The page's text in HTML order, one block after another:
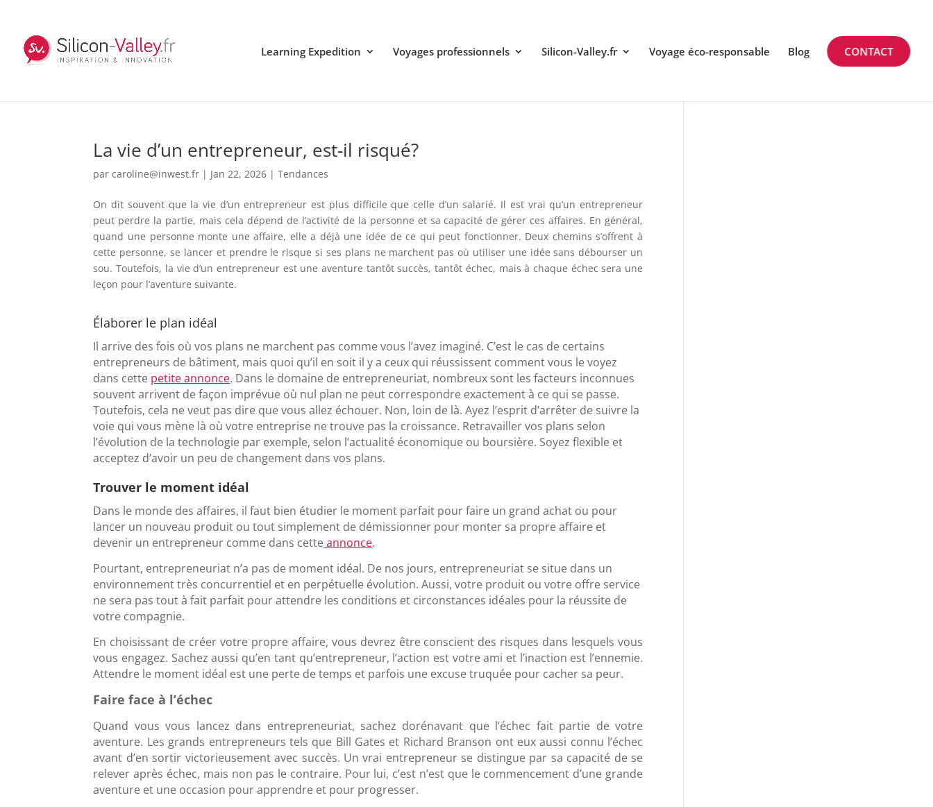
Learning Expedition Voyages professionnels Silicon-Valley.fr Voyage éco-responsable Blog CONTACT
La vie d’un entrepreneur, est-il risqué?
parcaroline@inwest.fr | Jan 22, 2026 |Tendances
On dit souvent que la vie d’un entrepreneur est plus difficile que celle d’un salarié. Il est vrai qu’un entrepreneur
peut perdre la partie, mais cela dépend de l’activité de la personne et sa capacité de gérer ces affaires. En général,
quand une personne monte une affaire, elle a déjà une idée de ce qui peut fonctionner. Deux chemins s’offrent à
cette personne, se lancer et prendre le risque si ses plans ne marchent pas où utiliser une idée sans débourser un
sou. Toutefois, la vie d’un entrepreneur est une aventure tantôt succès, tantôt échec, mais à chaque échec sera une
leçon pour l’aventure suivante.
Élaborer le plan idéal
Il arrive des fois où vos plans ne marchent pas comme vous l’avez imaginé. C’est le cas de certains
entrepreneurs de bâtiment, mais quoi qu’il en soit il y a ceux qui réussissent comment vous le voyez
dans cette petite annonce. Dans le domaine de entrepreneuriat, nombreux sont les facteurs inconnues
souvent arrivent de façon imprévue où nul plan ne peut correspondre exactement à ce qui se passe.
Toutefois, cela ne veut pas dire que vous allez échouer. Non, loin de là. Ayez l’esprit d’arrêter de suivre la
voie qui vous mène là où votre entreprise ne trouve pas la croissance. Retravailler vos plans selon
l’évolution de la technologie par exemple, selon l’actualité économique ou boursière. Soyez flexible et
acceptez d’avoir un peu de changement dans vos plans.
Trouver le moment idéal
Dans le monde des affaires, il faut bien étudier le moment parfait pour faire un grand achat ou pour
lancer un nouveau produit ou tout simplement de démissionner pour monter sa propre affaire et
devenir un entrepreneur comme dans cetteannonce.
Pourtant, entrepreneuriat n’a pas de moment idéal. De nos jours, entrepreneuriat se situe dans un
environnement très concurrentiel et en perpétuelle évolution. Aussi, votre produit ou votre offre service
ne sera pas tout à fait parfait pour attendre les conditions et circonstances idéales pour la réussite de
votre compagnie.
En choisissant de créer votre propre affaire, vous devrez être conscient des risques dans lesquels vous
vous engagez. Sachez aussi qu’en tant qu’entrepreneur, l’action est votre ami et l’inaction est l’ennemie.
Attendre le moment idéal est une perte de temps et parfois une excuse truquée pour cacher sa peur.
Faire face à l’échec
Quand vous vous lancez dans entrepreneuriat, sachez dorénavant que l’échec fait partie de votre
aventure. Les grands entrepreneurs tels que Bill Gates et Richard Branson ont eux aussi connu l’échec
avant d’en sortir victorieusement avec succès. Un vrai entrepreneur se distingue par sa capacité de se
relever après échec, mais non pas le contraire. Pour lui, c’est n’est que le commencement d’une grande
aventure et une occasion pour apprendre et pour progresser.